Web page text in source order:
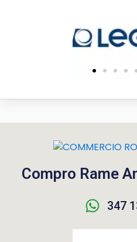
Compro Rame
347